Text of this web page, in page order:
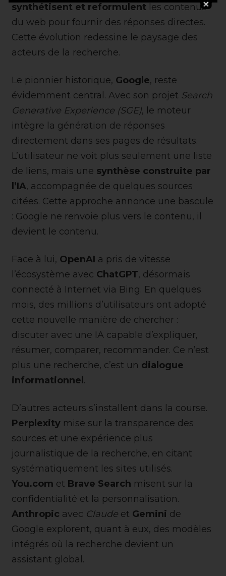
synthétisent et reformulent les contenus
du web pour fournir des réponses directes.
Cette évolution redessine le paysage des
acteurs de la recherche.
Le pionnier historique, Google, reste
évidemment central. Avec son projet Search
Generative Experience (SGE), le moteur
intègre la génération de réponses
directement dans ses pages de résultats.
L’utilisateur ne voit plus seulement une liste
de liens, mais une synthèse construite par
l’IA, accompagnée de quelques sources
citées. Cette approche annonce une bascule
: Google ne renvoie plus vers le contenu, il
devient le contenu.
Face à lui, OpenAI a pris de vitesse
l’écosystème avec ChatGPT, désormais
connecté à Internet via Bing. En quelques
mois, des millions d’utilisateurs ont adopté
cette nouvelle manière de chercher :
discuter avec une IA capable d’expliquer,
résumer, comparer, recommander. Ce n’est
plus une recherche, c’est un dialogue
informationnel.
D’autres acteurs s’installent dans la course.
Perplexity mise sur la transparence des
sources et une expérience plus
journalistique de la recherche, en citant
systématiquement les sites utilisés.
You.com et Brave Search misent sur la
confidentialité et la personnalisation.
Anthropic avec Claude et Gemini de
Google explorent, quant à eux, des modèles
intégrés où la recherche devient un
assistant global.